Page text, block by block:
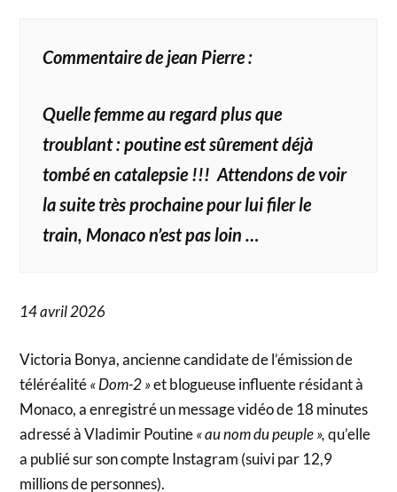
Commentaire de jean Pierre :
Quelle femme au regard plus que
troublant : poutine est sûrement déjà
tombé en catalepsie !!! Attendons de voir
la suite très prochaine pour lui filer le
train, Monaco n’est pas loin …
14 avril 2026
Victoria Bonya, ancienne candidate de l’émission de
téléréalité« Dom-2 »et blogueuse influente résidant à
Monaco, a enregistré un message vidéo de 18 minutes
adressé à Vladimir Poutine« au nom du peuple »,qu’elle
a publié sur son compte Instagram (suivi par 12,9
millions de personnes).